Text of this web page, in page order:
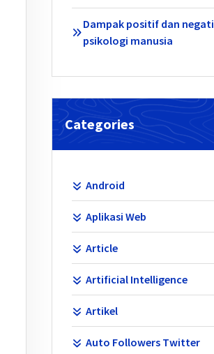
Dampak positif dan
psikologi manusia
Categories
Android
Aplikasi Web
Article
Artificial Intelligence
Artikel
Auto Followers Twitter